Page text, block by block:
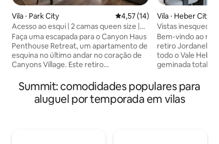
Vila ⋅ Park City 4,57 de uma avaliação média
4,57 (14)
Acesso ao esqui | 2 camas queen size |
Pátio privativo | Jogos
Faça uma escapada para o Canyon Haus
Penthouse Retreat, um apartamento de
esquina no último andar no coração de
Canyons Village. Este retiro
acomoda até quatro hóspedes e
oferece vista para a montanha, um
quarto queen, uma cama Murphy queen
Vila ⋅ Heber City
Vistas
hidromassagem,
pessoas
Bem-vindo ao
retiro Jordanelle
todo o Vale
geminada
a fuga perfeita
que procuram
de vistas
Summit: comodidades populares para
aluguel por temporada em vilas